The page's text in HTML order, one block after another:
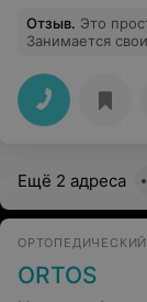
Отзыв. Это
Занимается
это все не для
отношение. Да
не хотят
Ещё 2 адреса
ORTOS